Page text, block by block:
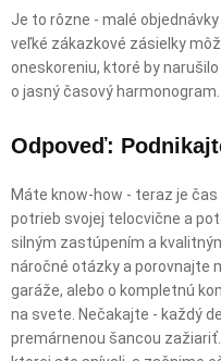
Je to rôzne - malé
veľké zákazkové zásielky
oneskoreniu, ktoré by
o jasný časový harmonogram.
Odpoveď:
Máte know-how - teraz je
potrieb svojej telocvične a
silným zastúpením a
náročné otázky a porovnajte
garáže, alebo o kompletnú
na svete. Nečakajte - každý
premárnenou šancou